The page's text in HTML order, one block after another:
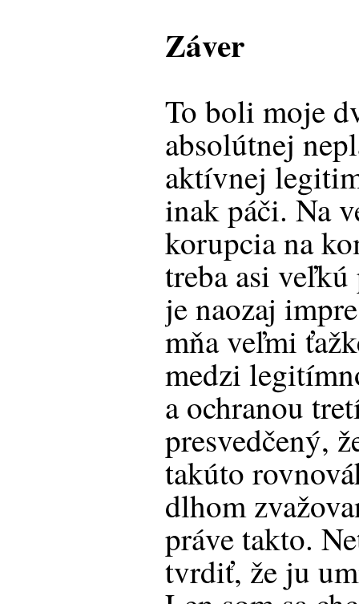
Záver
To boli moje
absolútnej
aktívnej
inak páči. Na
korupcia na
treba asi
je naozaj
mňa veľmi
medzi
a ochranou
presvedčený,
takúto
dlhom
práve takto.
tvrdiť, že ju